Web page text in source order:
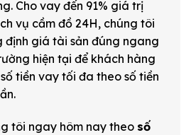
Cho vay đến 91% giá trị
vụ cầm đồ 24H, chúng tôi
định giá tài sản đúng ngang
hiện tại để khách hàng
tiền vay tối đa theo số tiền
tôi ngay hôm nay theo số